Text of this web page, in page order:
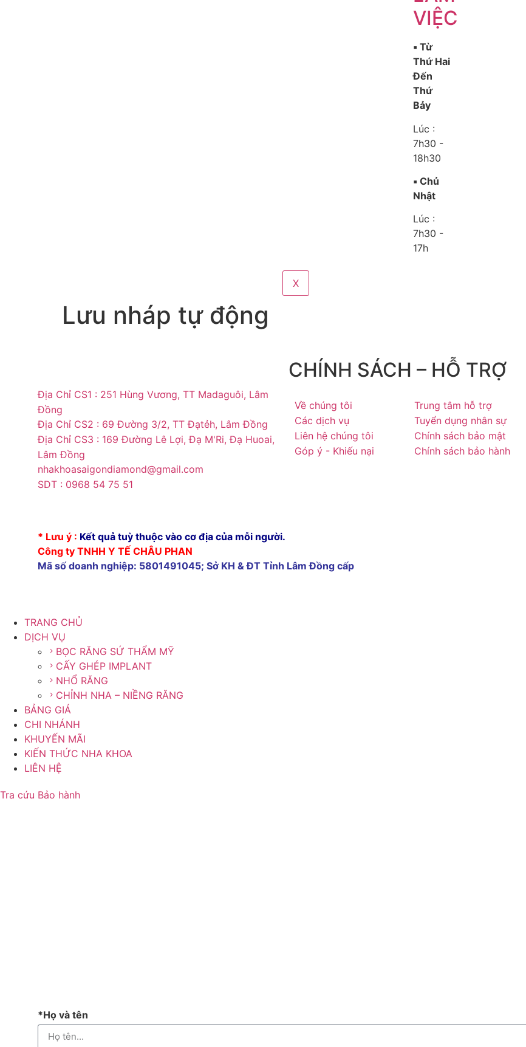
VIỆC
▪️ Từ
Thứ Hai
Đến
Thứ
Bảy
Lúc :
7h30 -
18h30
▪️ Chủ
Nhật
Lúc :
7h30 -
17h
X
Lưu nháp tự động
Địa Chỉ CS1 : 251 Hùng Vương, TT Madaguôi, Lâm
Đồng
Địa Chỉ CS2 : 69 Đường 3/2, TT Đạtẻh, Lâm Đồng
Địa Chỉ CS3 : 169 Đường Lê Lợi, Đạ M'Ri, Đạ Huoai,
Lâm Đồng
nhakhoasaigondiamond@gmail.com
SDT : 0968 54 75 51
CHÍNH SÁCH – HỖ TRỢ
Về chúng tôi
Các dịch vụ
Liên hệ chúng tôi
Góp ý - Khiếu nại
Trung tâm hỗ trợ
Tuyển dụng nhân sự
Chính sách bảo mật
Chính sách bảo hành
* Lưu ý : Kết quả tuỳ thuộc vào cơ địa của mỗi người.
Công ty TNHH Y TẾ CHÂU PHAN
Mã số doanh nghiệp: 5801491045; Sở KH & ĐT Tỉnh Lâm Đồng cấp
TRANG CHỦ
DỊCH VỤ
BỌC RĂNG SỨ THẨM MỸ
CẤY GHÉP IMPLANT
NHỔ RĂNG
CHỈNH NHA – NIỀNG RĂNG
BẢNG GIÁ
CHI NHÁNH
KHUYẾN MÃI
KIẾN THỨC NHA KHOA
LIÊN HỆ
Tra cứu Bảo hành
*Họ và tên